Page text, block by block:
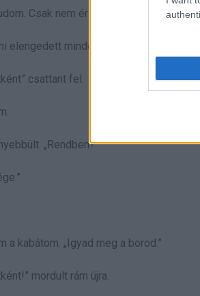
Csak nem érzem.”
elengedett mindent.
csattant fel.
„Rendben?”
a kabátom. „Igyad meg a borod.”
mordult rám újra.